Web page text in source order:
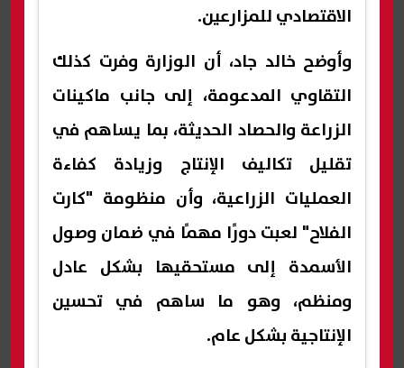
الاقتصادي للمزارعين.
وأوضح خالد جاد، أن الوزارة وفرت كذلك
التقاوي المدعومة، إلى جانب ماكينات
الزراعة والحصاد الحديثة، بما يساهم في
تقليل تكاليف الإنتاج وزيادة كفاءة
العمليات الزراعية، وأن منظومة "كارت
الفلاح" لعبت دورًا مهمًا في ضمان وصول
الأسمدة إلى مستحقيها بشكل عادل
ومنظم، وهو ما ساهم في تحسين
الإنتاجية بشكل عام.